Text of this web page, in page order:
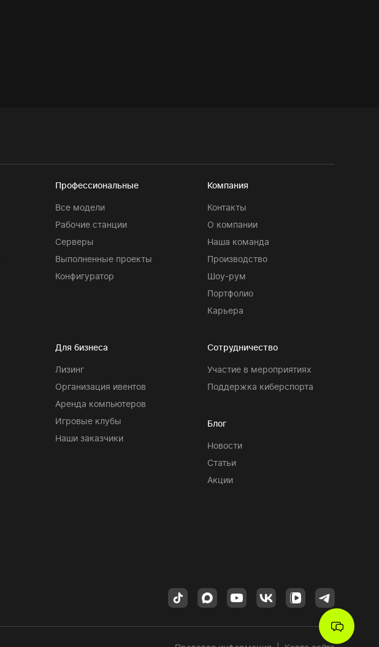
Профессиональные
Все модели
Рабочие станции
Серверы
Выполненные проекты
Конфигуратор
Компания
Контакты
О компании
Наша команда
Производство
Шоу-рум
Портфолио
Карьера
Для бизнеса
Лизинг
Организация ивентов
Аренда компьютеров
Игровые клубы
Наши заказчики
Сотрудничество
Участие в мероприятиях
Поддержка киберспорта
Блог
Новости
Статьи
Акции